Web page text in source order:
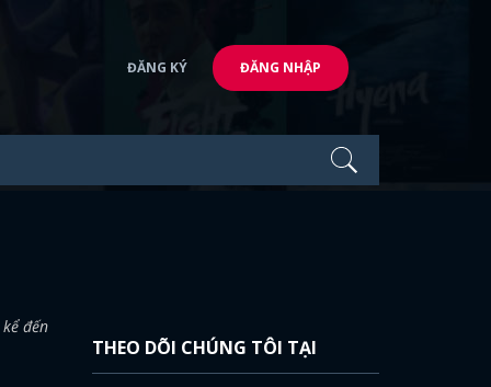
ĐĂNG KÝ ĐĂNG NHẬP
đến
THEO DÕI CHÚNG TÔI TẠI